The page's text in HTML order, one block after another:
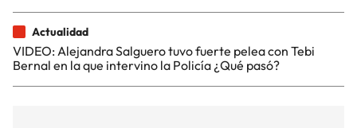
Actualidad
VIDEO: Alejandra Salguero tuvo fuerte pelea con Tebi
Bernal en la que intervino la Policía ¿Qué pasó?